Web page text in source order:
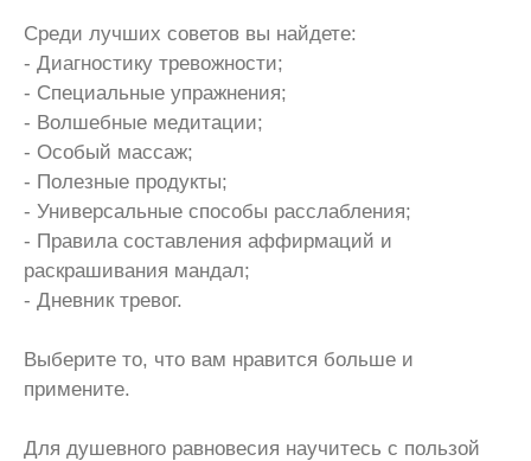
Среди лучших советов вы найдете:
- Диагностику тревожности;
- Специальные упражнения;
- Волшебные медитации;
- Особый массаж;
- Полезные продукты;
- Универсальные способы расслабления;
- Правила составления аффирмаций и
раскрашивания мандал;
- Дневник тревог.
Выберите то, что вам нравится больше и
примените.
Для душевного равновесия научитесь с пользой